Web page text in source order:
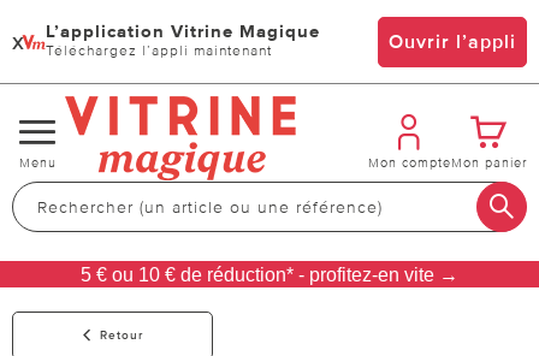
x L’application Vitrine Magique
Téléchargez l’appli maintenant Ouvrir l’appli
Changer
de
navigation
Menu Mon compteMon panier
5 € ou 10 € de réduction* - profitez-en vite →
Retour